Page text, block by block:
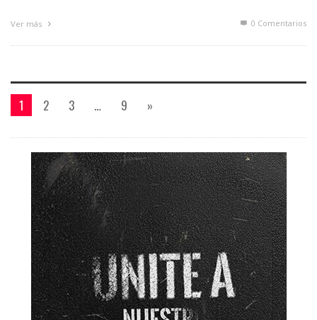
Ver más 0 Comentarios
1 2 3 … 9 »